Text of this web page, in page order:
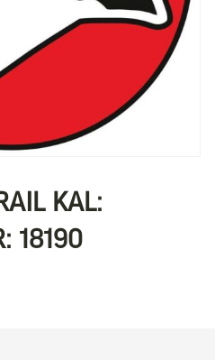
KAL:
18190